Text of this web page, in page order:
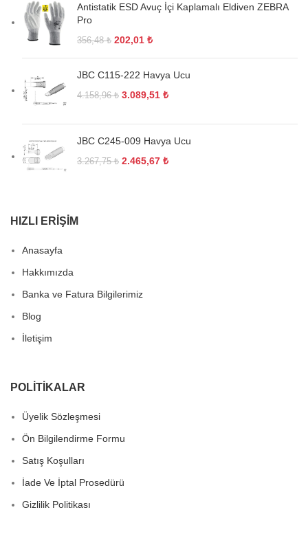
Antistatik ESD Avuç İçi Kaplamalı Eldiven ZEBRA
Pro
356,48₺ 202,01 ₺
JBC C115-222 Havya Ucu
4.158,96₺ 3.089,51 ₺
JBC C245-009 Havya Ucu
3.267,75₺ 2.465,67 ₺
HIZLI ERIŞIM
Anasayfa
Hakkımızda
Banka ve Fatura Bilgilerimiz
Blog
İletişim
POLITIKALAR
Üyelik Sözleşmesi
Ön Bilgilendirme Formu
Satış Koşulları
İade Ve İptal Prosedürü
Gizlilik Politikası